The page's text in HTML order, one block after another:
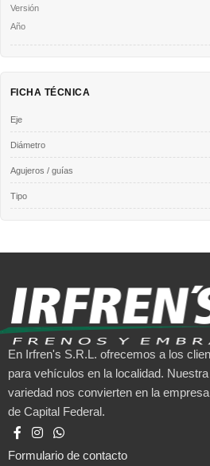
FICHA TÉCNICA
Eje
Diámetro
Agujeros / guías
Tipo
En Irfren's S.R.L. ofrecemos a los
para vehículos en la localidad.
variedad nos convierten en la
de Capital Federal.
Formulario de contacto